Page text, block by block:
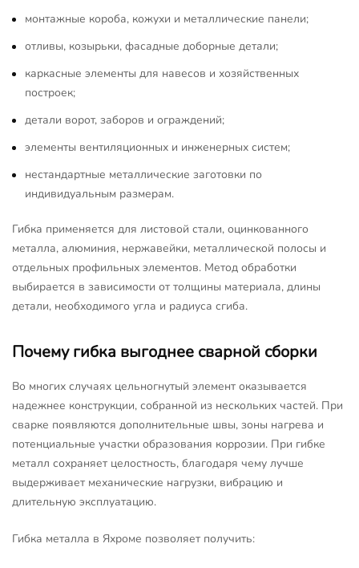
монтажные короба, кожухи и металлические панели;
отливы, козырьки, фасадные доборные детали;
каркасные элементы для навесов и хозяйственных
построек;
детали ворот, заборов и ограждений;
элементы вентиляционных и инженерных систем;
нестандартные металлические заготовки по
индивидуальным размерам.
Гибка применяется для листовой стали, оцинкованного
металла, алюминия, нержавейки, металлической полосы и
отдельных профильных элементов. Метод обработки
выбирается в зависимости от толщины материала, длины
детали, необходимого угла и радиуса сгиба.
Почему гибка выгоднее сварной сборки
Во многих случаях цельногнутый элемент оказывается
надежнее конструкции, собранной из нескольких частей. При
сварке появляются дополнительные швы, зоны нагрева и
потенциальные участки образования коррозии. При гибке
металл сохраняет целостность, благодаря чему лучше
выдерживает механические нагрузки, вибрацию и
длительную эксплуатацию.
Гибка металла в Яхроме позволяет получить: